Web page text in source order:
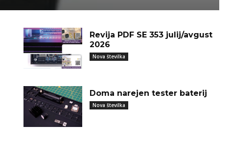
Revija PDF SE 353 julij/avgust
2026
Nova številka
Doma narejen tester baterij
Nova številka